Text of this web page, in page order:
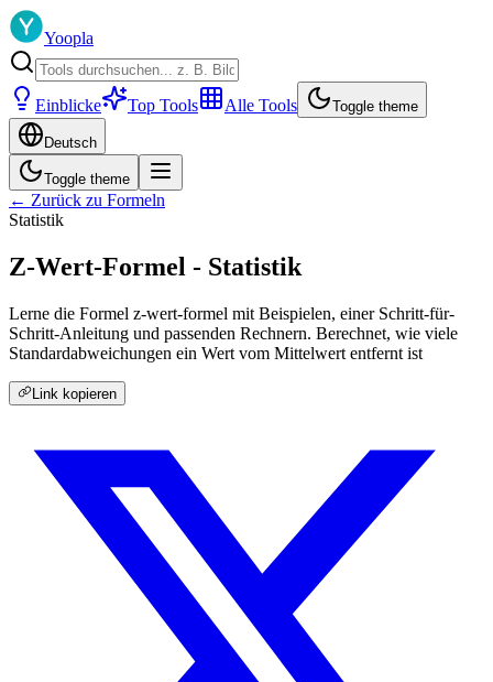
Yoopla
Einblicke Top Tools Alle Tools Toggle theme
Deutsch
Toggle theme
← Zurück zu Formeln
Statistik
Z-Wert-Formel - Statistik
Lerne die Formel z-wert-formel mit Beispielen, einer Schritt-für-
Schritt-Anleitung und passenden Rechnern. Berechnet, wie viele
Standardabweichungen ein Wert vom Mittelwert entfernt ist
Link kopieren